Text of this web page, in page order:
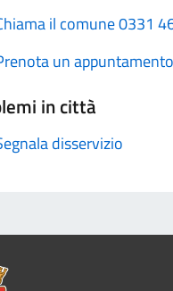
il comune 0331
un appuntamento
in città
disservizio